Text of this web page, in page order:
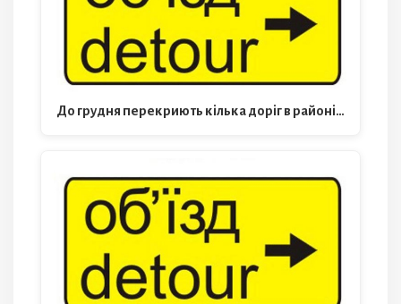
До грудня перекриють кілька доріг в районі…